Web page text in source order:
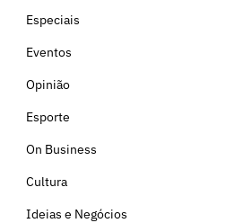
Especiais
Eventos
Opinião
Esporte
On Business
Cultura
Ideias e Negócios